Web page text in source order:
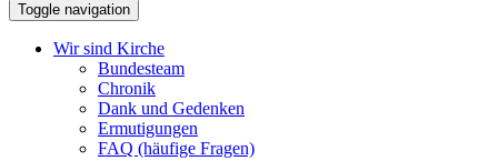
Toggle navigation
Wir sind Kirche
Bundesteam
Chronik
Dank und Gedenken
Ermutigungen
FAQ (häufige Fragen)